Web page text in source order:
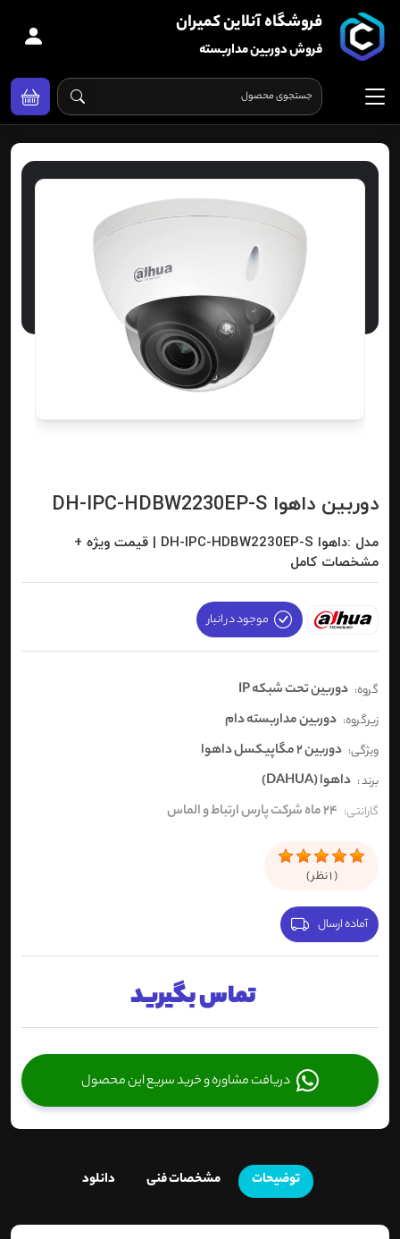
فروشگاه آنلاین کمیران
فروش دوربین مداربسته
دوربین داهوا DH-IPC-HDBW2230EP-S
مدل :داهوا DH-IPC-HDBW2230EP-S | قیمت ویژه +
مشخصات کامل
موجود در انبار
گروه: دوربین تحت شبکه IP
زیرگروه: دوربین مداربسته دام
ویژگی: دوربین 2 مگاپیکسل داهوا
برند : داهوا (DAHUA)
گارانتی: 24 ماه شرکت پارس ارتباط و الماس
(
1نظر )
آماده ارسال
تماس بگیرید
دریافت مشاوره و خرید سریع این محصول
توضیحات مشخصات فنی دانلود